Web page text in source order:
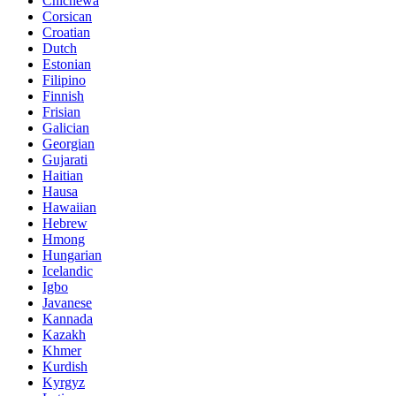
Corsican
Croatian
Dutch
Estonian
Filipino
Finnish
Frisian
Galician
Georgian
Gujarati
Haitian
Hausa
Hawaiian
Hebrew
Hmong
Hungarian
Icelandic
Igbo
Javanese
Kannada
Kazakh
Khmer
Kurdish
Kyrgyz